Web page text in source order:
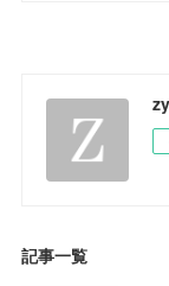
記事一覧